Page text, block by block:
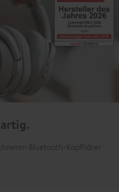
Bluetooth-Kopfhörer